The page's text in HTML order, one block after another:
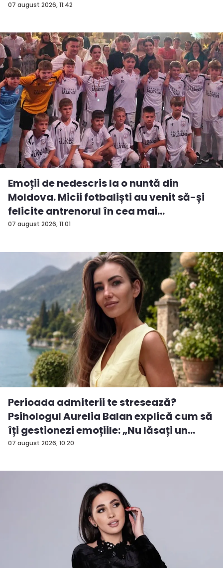
07 august 2026, 11:42
07 august 2026, 11:01
Emoții de nedescris la o nuntă din
Moldova. Micii fotbaliști au venit să-și
felicite antrenorul în cea mai
importan...
07 august 2026, 10:20
Perioada admiterii te stresează?
Psihologul Aurelia Balan explică cum să
îți gestionezi emoțiile: „Nu lăsați un
rezu...